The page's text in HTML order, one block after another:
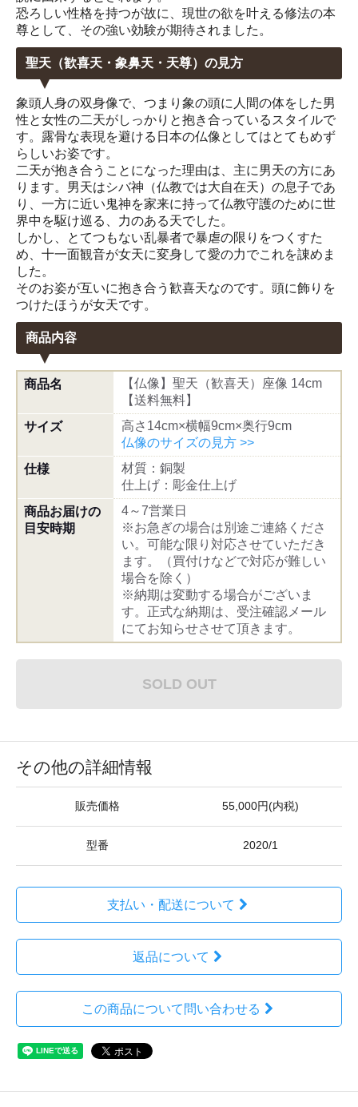
恐ろしい性格を持つが故に、現世の欲を叶える修法の本
尊として、その強い効験が期待されました。
聖天（歓喜天・象鼻天・天尊）の見方
象頭人身の双身像で、つまり象の頭に人間の体をした男
性と女性の二天がしっかりと抱き合っているスタイルで
す。露骨な表現を避ける日本の仏像としてはとてもめず
らしいお姿です。
二天が抱き合うことになった理由は、主に男天の方にあ
ります。男天はシバ神（仏教では大自在天）の息子であ
り、一方に近い鬼神を家来に持って仏教守護のために世
界中を駆け巡る、力のある天でした。
しかし、とてつもない乱暴者で暴虐の限りをつくすた
め、十一面観音が女天に変身して愛の力でこれを諌めま
した。
そのお姿が互いに抱き合う歓喜天なのです。頭に飾りを
つけたほうが女天です。
商品内容
商品名
【仏像】聖天（歓喜天）座像 14cm
【送料無料】
サイズ
高さ14cm×横幅9cm×奥行9cm
仏像のサイズの見方 >>
仕様
材質：銅製
仕上げ：彫金仕上げ
商品お届けの
目安時期
4～7営業日
※お急ぎの場合は別途ご連絡くださ
い。可能な限り対応させていただき
ます。（買付けなどで対応が難しい
場合を除く）
※納期は変動する場合がございま
す。正式な納期は、受注確認メール
にてお知らせさせて頂きます。
SOLD OUT
その他の詳細情報
販売価格 55,000円(内税)
型番 2020/1
支払い・配送について
返品について
この商品について問い合わせる